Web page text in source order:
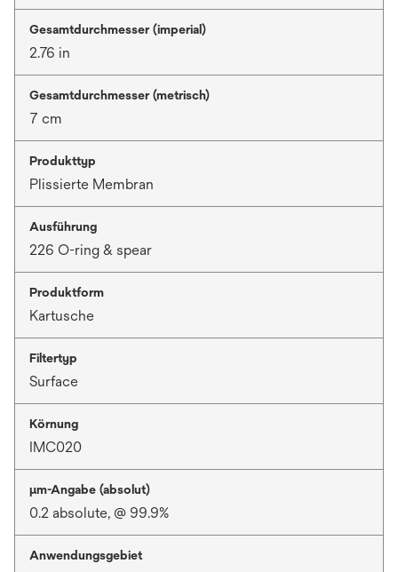
Gesamtdurchmesser (imperial)
2.76 in
Gesamtdurchmesser (metrisch)
7 cm
Produkttyp
Plissierte Membran
Ausführung
226 O-ring & spear
Produktform
Kartusche
Filtertyp
Surface
Körnung
IMC020
μm-Angabe (absolut)
0.2 absolute, @ 99.9%
Anwendungsgebiet